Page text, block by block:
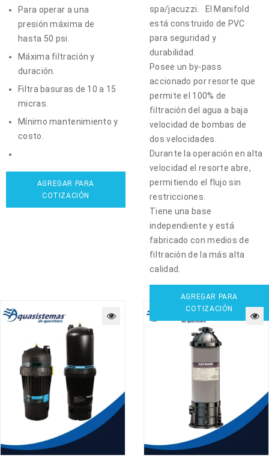
Para operar a una
presión máxima de
hasta 50 psi.
Máxima filtración y
duración.
Filtra basuras de 10 a 15
micras.
Mínimo mantenimiento y
costo.
AGREGAR PARA
COTIZACIÓN
spa/jacuzzi. El Manifold
está construido de PVC
para seguridad y
durabilidad.
Posee un by-pass
accionado por resorte que
permite el 100% de
filtración del agua a baja
velocidad de bombas de
dos velocidades.
Durante la operación en alta
velocidad el resorte abre,
permitiendo el flujo sin
restricciones.
Tiene una base
independiente y está
fabricado con medios de
filtración de la más alta
calidad.
AGREGAR PARA
COTIZACIÓN